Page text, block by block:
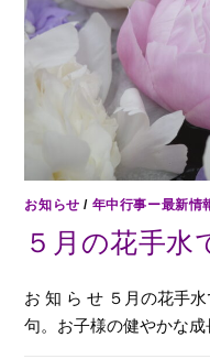
お知らせ / 年中行事ー最新情
５月の花手水
お 知 ら せ ５月の花手
句。お子様の健やかな成